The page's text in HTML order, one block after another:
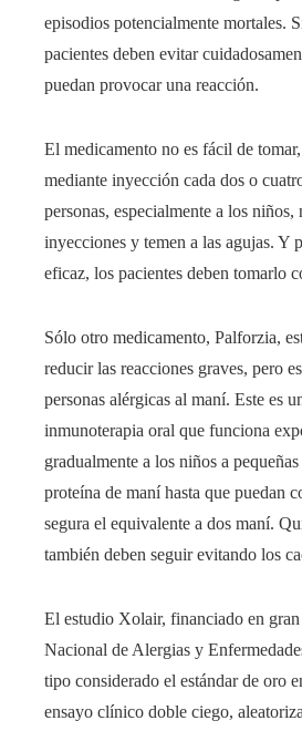
episodios potencialmente mortales.
pacientes deben evitar
puedan provocar una reacción.
El medicamento no es fácil de
mediante inyección cada dos o
personas, especialmente a los niños,
inyecciones y temen a las agujas. Y
eficaz, los pacientes deben tomarlo
Sólo otro medicamento, Palforzia,
reducir las reacciones graves, pero
personas alérgicas al maní. Este es
inmunoterapia oral que funciona
gradualmente a los niños a
proteína de maní hasta que puedan
segura el equivalente a dos maní.
también deben seguir evitando los
El estudio Xolair, financiado en
Nacional de Alergias y
tipo considerado el estándar de oro
ensayo clínico doble ciego,